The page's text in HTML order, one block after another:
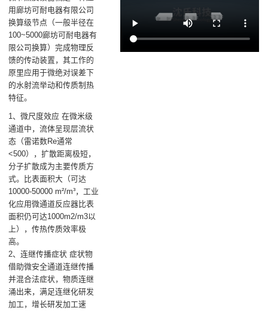
用廊坊可耐电器有限公司
换算级节点（一般半径在
100~5000廊坊可耐电器有
限公司换算）完成物理反
馈的传动装置，其工作的
原里应用于微绝对误差下
的水射流举动和传质制热
特征。
1、微尺度效应 在微米级
通道中，流体呈现层流状
态（雷诺数Re通常
<500），扩散距离极短，
分子扩散成为主要传质方
式。比表面积大（可达
10000-50000 m²/m³，工业
化应用微通道反应器比表
面积仍可达1000m2/m3以
上），传热传质效率极
高。
2、连继传播症状 症状物
借助微安全通道连继传播
并混合法症状，物质连继
涌出来，满足连继化研发
加工，增长研发加工速